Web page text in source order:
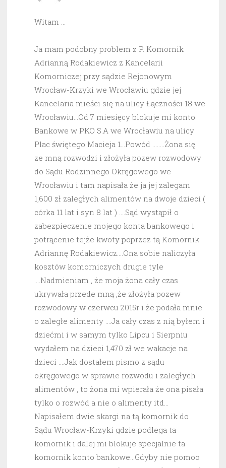
Witam …
Ja mam podobny problem z P. Komornik
Adrianną Rodakiewicz z Kancelarii
Komorniczej przy sądzie Rejonowym
Wrocław-Krzyki we Wrocławiu gdzie jej
Kancelaria mieści się na ulicy Łączności 18 we
Wrocławiu…Od 7 miesięcy blokuje mi konto
Bankowe w PKO S.A we Wrocławiu na ulicy
Plac świętego Macieja 1…Powód ……..Żona się
ze mną rozwodzi i złożyła pozew rozwodowy
do Sądu Rodzinnego Okręgowego we
Wrocławiu i tam napisała że ja jej zalegam
1,600 zł zaległych alimentów na dwoje dzieci (
córka 11 lat i syn 8 lat ) ….Sąd wystąpił o
zabezpieczenie mojego konta bankowego i
potrącenie tejże kwoty poprzez tą Komornik
Adriannę Rodakiewicz….Ona sobie naliczyła
kosztów komorniczych drugie tyle
….Nadmieniam , że moja żona cały czas
ukrywała przede mną ,że złożyła pozew
rozwodowy w czerwcu 2015r i że podała mnie
o zaległe alimenty ….Ja cały czas z nią byłem i
dziećmi i w samym tylko Lipcu i Sierpniu
wydałem na dzieci 1,470 zł we wakacje na
dzieci ….Jak dostałem pismo z sądu
okręgowego w sprawie rozwodu i zaległych
alimentów , to żona mi wpierała że ona pisała
tylko o rozwód a nie o alimenty itd…
Napisałem dwie skargi na tą komornik do
Sądu Wrocław-Krzyki gdzie podlega ta
komornik i dalej mi blokuje specjalnie ta
komornik konto bankowe…Gdyby nie pomoc